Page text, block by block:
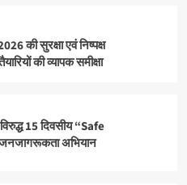
की सुरक्षा एवं निष्पक्ष
की व्यापक समीक्षा
15 दिवसीय “Safe
अभियान